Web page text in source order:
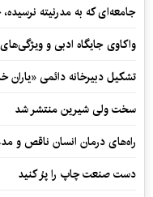
جامعه‌ای که به مدرنیته
واکاوی جایگاه ادبی و
تشکیل دبیرخانه دائمی «یاران
سخت ولی شیرین منتشر شد
راه‌های درمان انسان ناقص و
دست صنعت چاپ را پرُ کنید